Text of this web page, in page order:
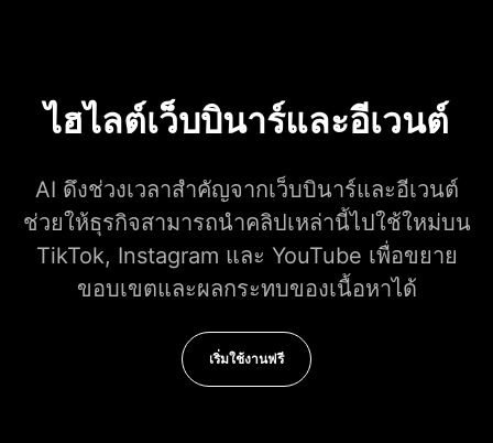
ไฮไลต์เว็บบินาร์และอีเวนต์
AI ดึงช่วงเวลาสำคัญจากเว็บบินาร์และอีเวนต์
ช่วยให้ธุรกิจสามารถนำคลิปเหล่านี้ไปใช้ใหม่บน
TikTok, Instagram และ YouTube เพื่อขยาย
ขอบเขตและผลกระทบของเนื้อหาได้
เริ่มใช้งานฟรี